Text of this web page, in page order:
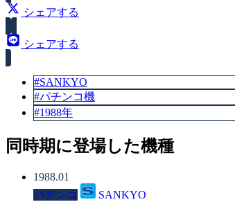
シェアする
シェアする
#SANKYO
#パチンコ機
#1988年
同時期に登場した機種
1988.01
パチンコ
SANKYO